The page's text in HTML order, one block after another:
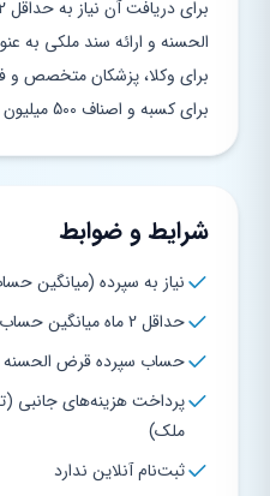
الحسنه و ارائه سند ملکی به
برای کسبه و اصناف 500 میلیون تومان در نظر گرفته شده است.
شرایط و ضوابط
نیاز به سپرده (میانگین
حداقل 2 ماه میانگین حساب
حساب سپرده قرض الحسنه
پرداخت هزینه‌های جانبی
ملک)
ثبت‌نام آنلاین ندارد